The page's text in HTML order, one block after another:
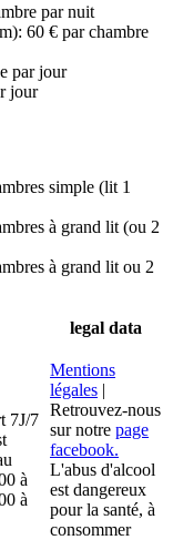
par nuit
60 € par chambre
par jour
jour
simple (lit 1
à grand lit (ou 2
à grand lit ou 2
legal data
7J/7
à
à
Mentions
légales |
Retrouvez-nous
sur notre page
facebook.
L'abus d'alcool
est dangereux
pour la santé, à
consommer